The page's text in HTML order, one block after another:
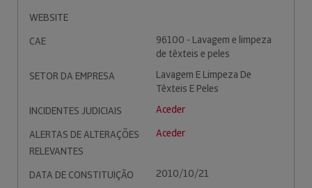
WEBSITE
CAE
96100 - Lavagem e limpeza
de têxteis e peles
SETOR DA EMPRESA
Lavagem E Limpeza De
Têxteis E Peles
INCIDENTES JUDICIAIS
Aceder
ALERTAS DE ALTERAÇÕES
RELEVANTES
Aceder
DATA DE CONSTITUIÇÃO 2010/10/21